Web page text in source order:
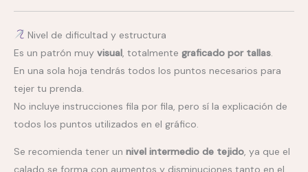
Nivel de dificultad y estructura
Es un patrón muy visual, totalmente graficado por tallas.
En una sola hoja tendrás todos los puntos necesarios para
tejer tu prenda.
No incluye instrucciones fila por fila, pero sí la explicación de
todos los puntos utilizados en el gráfico.
Se recomienda tener un nivel intermedio de tejido, ya que el
calado se forma con aumentos y disminuciones tanto en el